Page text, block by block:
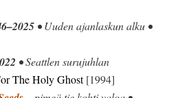
• Uuden ajanlaskun alku •
• Seattlen surujuhlan
The Holy Ghost[1994]